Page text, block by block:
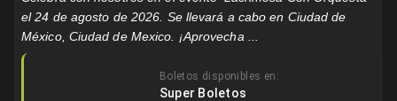
el 24 de agosto de 2026. Se llevará a cabo en Ciudad de
México, Ciudad de Mexico. ¡Aprovecha ...
Boletos disponibles en:
Super Boletos